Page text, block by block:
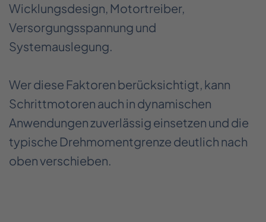
Wicklungsdesign, Motortreiber,
Versorgungsspannung und
Systemauslegung.
Wer diese Faktoren berücksichtigt, kann
Schrittmotoren auch in dynamischen
Anwendungen zuverlässig einsetzen und die
typische Drehmomentgrenze deutlich nach
oben verschieben.